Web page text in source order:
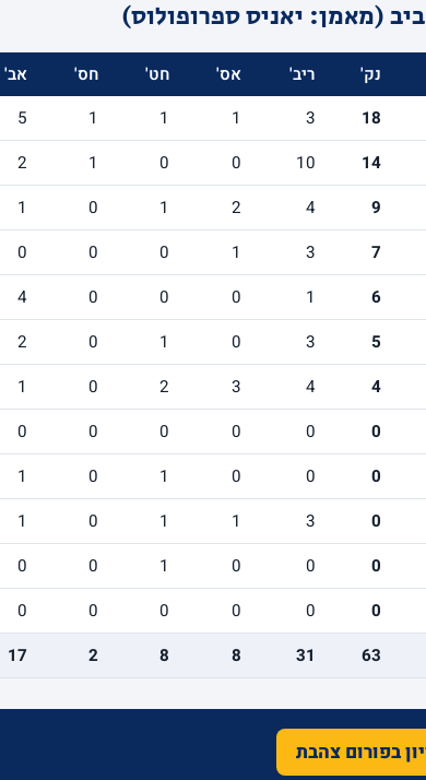
(מאמן: יאניס ספרופולוס)
נק' ריב' אס' חט' חס' אב'
18
3
1
1
1
5
14
10
0
0
1
2
9
4
2
1
0
1
7
3
1
0
0
0
6
1
0
0
0
4
5
3
0
1
0
2
4
4
3
2
0
1
0
0
0
0
0
0
0
0
0
1
0
1
0
3
1
1
0
1
0
0
0
1
0
0
0
0
0
0
0
0
63
31
8
8
2
17
בפורום צהבת